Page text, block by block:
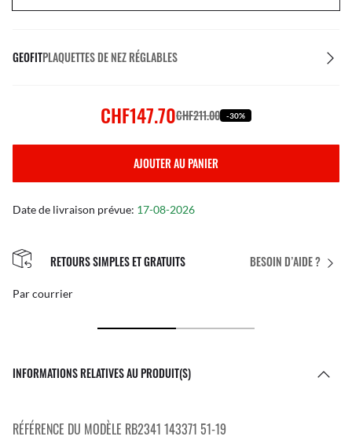
GEOFITPLAQUETTES DE NEZ RÉGLABLES
CHF147.70CHF211.00 -30%
AJOUTER AU PANIER
Date de livraison prévue: 17-08-2026
BESOIN D’AIDE ?
RETOURS SIMPLES ET GRATUITS
Par courrier
INFORMATIONS RELATIVES AU PRODUIT(S)
RÉFÉRENCE DU MODÈLE RB2341 143371 51-19